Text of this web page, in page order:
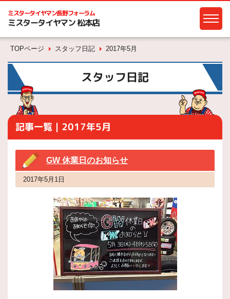
ミスタータイヤマン長野フォーラム
ミスタータイヤマン 松本店
TOPページ スタッフ日記 2017年5月
スタッフ日記
記事一覧｜2017年5月
GW 休業日のお知らせ
2017年5月1日